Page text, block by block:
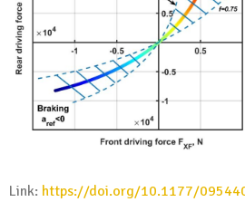
Link: https://doi.org/10.1177/